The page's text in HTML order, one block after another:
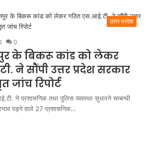
उत्तर प्रदेश
0
के बिकरू कांड को लेकर
ने सौंपी उत्तर प्रदेश सरकार
जांच रिपोर्ट
ने प्रशासनिक तथा पुलिस व्यवस्था सुधारने सम्बन्धी
पड़ने वाले 27 प्रशासनिक…